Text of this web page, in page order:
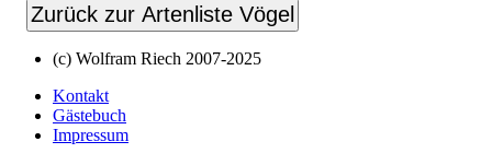
Zurück zur Artenliste Vögel
(c) Wolfram Riech 2007-2025
Kontakt
Gästebuch
Impressum